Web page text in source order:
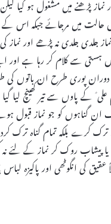
پڑھنے میں مشغول ہو گیا لیکن
حالت میں مرجائے جبکہ اس کے
جلدی جلدی نہ پڑھے اور نماز
سے کلام کر رہا ہے اور
کے دوران پوری طرح ان باتوں
کے پاوں سے تیر کھینچ لیا
گناہوں کو جو نماز قبول
ترک کرے بلکہ تمام گناہ
پیشاب روک کر نماز کے لئے نہ
کی انگوٹھی اور پاکیزہ